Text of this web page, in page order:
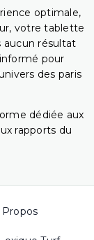
optimale,
votre tablette
aucun résultat
pour
des paris
dédiée aux
rapports du
Propos